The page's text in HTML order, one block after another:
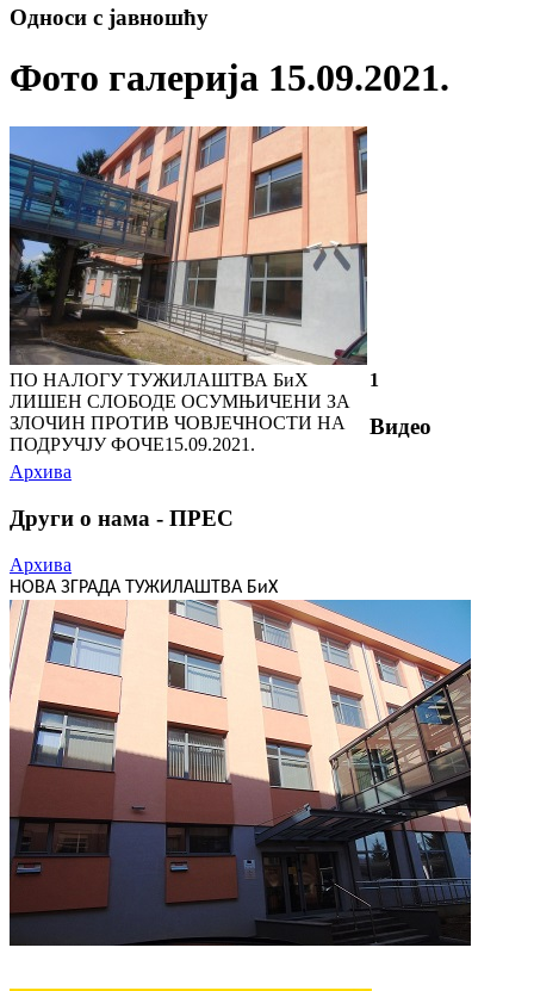
Односи с јавношћу
Фото галерија 15.09.2021.
ПО НАЛОГУ ТУЖИЛАШТВА БиХ
ЛИШЕН СЛОБОДЕ ОСУМЊИЧЕНИ ЗА
ЗЛОЧИН ПРОТИВ ЧОВЈЕЧНОСТИ НА
ПОДРУЧЈУ ФОЧЕ15.09.2021.
1
Видео
Архива
Други о нама - ПРЕС
Архива
НОВА ЗГРАДА ТУЖИЛАШТВА БиХ